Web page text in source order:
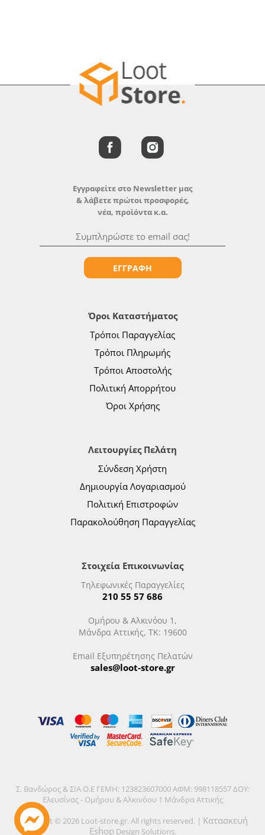
Όροι Καταστήματος
Τρόποι Παραγγελίας
Τρόποι Πληρωμής
Τρόποι Αποστολής
Πολιτική Απορρήτου
Όροι Χρήσης
Λειτουργίες Πελάτη
Σύνδεση Χρήστη
Δημιουργία Λογαριασμού
Πολιτική Επιστροφών
Παρακολούθηση Παραγγελίας
Στοιχεία Επικοινωνίας
Τηλεφωνικές Παραγγελίες
210 55 57 686
Ομήρου & Αλκινόου 1,
Μάνδρα Αττικής, ΤΚ: 19600
Email Εξυπηρέτησης Πελατών
sales@loot-store.gr
Εγγραφείτε στο Newsletter μας
& λάβετε πρώτοι προσφορές,
νέα, προϊόντα κ.α.
ΕΓΓΡΑΦΗ
Σ. Βανδώρος & ΣΙΑ Ο.Ε ΓΕΜΗ: 123823607000 ΑΦΜ: 998118557 ΔΟΥ:
Ελευσίνας - Ομήρου & Αλκινόου 1 Μάνδρα Αττικής
Copyright © 2026 Loot-store.gr. All rights reserved. | Κατασκευή
Eshop Design Solutions.